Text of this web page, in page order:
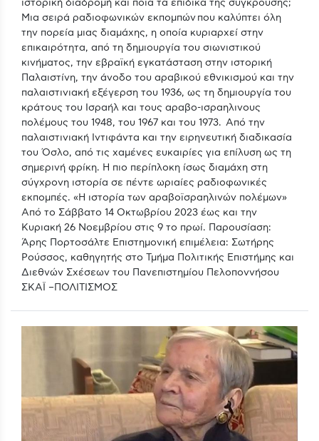
ιστορική διαδρομή και ποια τα επίδικα της σύγκρουσης;
Μια σειρά ραδιοφωνικών εκπομπών που καλύπτει όλη
την πορεία μιας διαμάχης, η οποία κυριαρχεί στην
επικαιρότητα, από τη δημιουργία του σιωνιστικού
κινήματος, την εβραϊκή εγκατάσταση στην ιστορική
Παλαιστίνη, την άνοδο του αραβικού εθνικισμού και την
παλαιστινιακή εξέγερση του 1936, ως τη δημιουργία του
κράτους του Ισραήλ και τους αραβο-ισραηλινους
πολέμους του 1948, του 1967 και του 1973. Από την
παλαιστινιακή Ιντιφάντα και την ειρηνευτική διαδικασία
του Όσλο, από τις χαμένες ευκαιρίες για επίλυση ως τη
σημερινή φρίκη. Η πιο περίπλοκη ίσως διαμάχη στη
σύγχρονη ιστορία σε πέντε ωριαίες ραδιοφωνικές
εκπομπές. «Η ιστορία των αραβοϊσραηλινών πολέμων»
Από το Σάββατο 14 Οκτωβρίου 2023 έως και την
Κυριακή 26 Νοεμβρίου στις 9 το πρωί. Παρουσίαση:
Άρης Πορτοσάλτε Επιστημονική επιμέλεια: Σωτήρης
Ρούσσος, καθηγητής στο Τμήμα Πολιτικής Επιστήμης και
Διεθνών Σχέσεων του Πανεπιστημίου Πελοποννήσου
ΣΚΑΪ –ΠΟΛΙΤΙΣΜΟΣ